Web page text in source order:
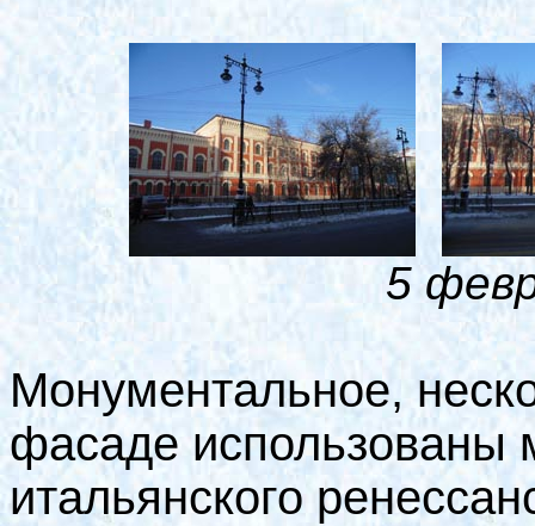
5
Монументальное,
фасаде использованы
итальянского